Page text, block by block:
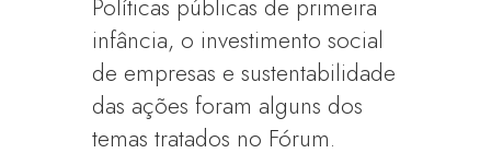
Políticas públicas de primeira
infância, o investimento social
de empresas e sustentabilidade
das ações foram alguns dos
temas tratados no Fórum.